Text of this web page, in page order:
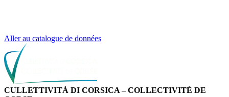
Aller au catalogue de données
CULLETTIVITÀ DI CORSICA – COLLECTIVITÉ DE